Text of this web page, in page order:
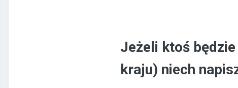
Jeżeli ktoś
kraju) niech